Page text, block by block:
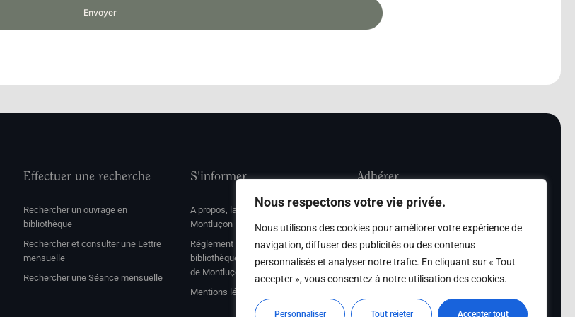
Nous respectons votre vie privée.
Nous utilisons des cookies pour améliorer votre expérience de
navigation, diffuser des publicités ou des contenus
personnalisés et analyser notre trafic. En cliquant sur « Tout
accepter », vous consentez à notre utilisation des cookies.
Personnaliser Tout rejeter Accepter tout
Envoyer
Effectuer une recherche
Rechercher un ouvrage en
bibliothèque
Rechercher et consulter une Lettre
mensuelle
Rechercher une Séance mensuelle
S'informer
A propos, la société Les Amis de
Montluçon
Réglement de consultation de la
bibliothèque et des archives des Amis
de Montluçon
Mentions légales
Adhérer
Adhésion